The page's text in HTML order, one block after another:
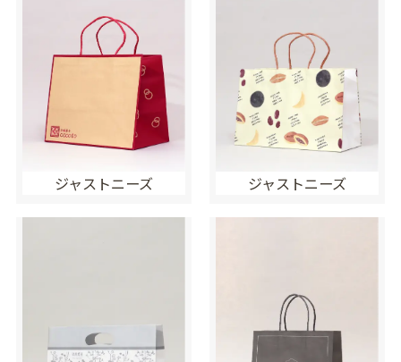
ジャストニーズ ジャストニーズ